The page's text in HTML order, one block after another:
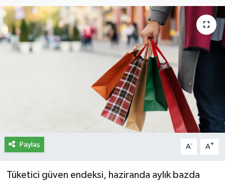
Paylaş A- A+
Tüketici güven endeksi, haziranda aylık bazda
Künye
Yasal Uyarı